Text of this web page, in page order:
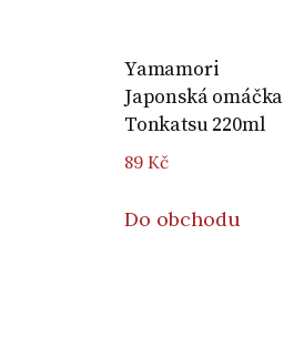
Yamamori
Japonská omáčka
Tonkatsu 220ml
89 Kč
Do obchodu